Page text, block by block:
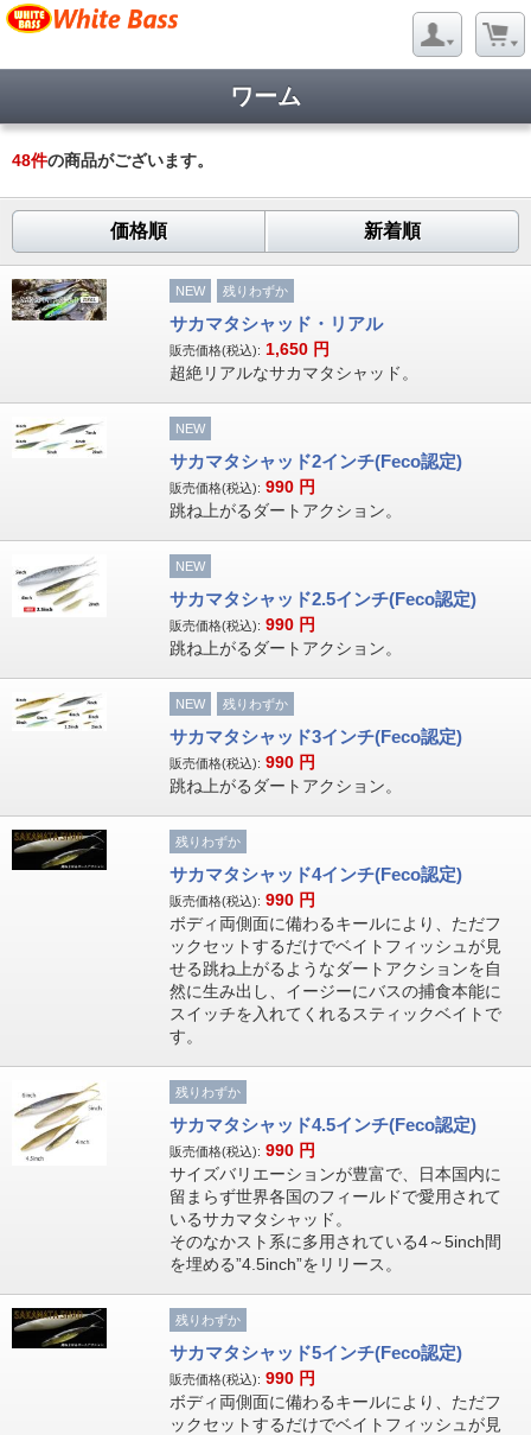
ワーム
48件の商品がございます。
価格順 新着順
NEW 残りわずか
サカマタシャッド・リアル
販売価格(税込): 1,650 円
超絶リアルなサカマタシャッド。
NEW
サカマタシャッド2インチ(Feco認定)
販売価格(税込): 990 円
跳ね上がるダートアクション。
NEW
サカマタシャッド2.5インチ(Feco認定)
販売価格(税込): 990 円
跳ね上がるダートアクション。
NEW 残りわずか
サカマタシャッド3インチ(Feco認定)
販売価格(税込): 990 円
跳ね上がるダートアクション。
残りわずか
サカマタシャッド4インチ(Feco認定)
販売価格(税込): 990 円
ボディ両側面に備わるキールにより、ただフ
ックセットするだけでベイトフィッシュが見
せる跳ね上がるようなダートアクションを自
然に生み出し、イージーにバスの捕食本能に
スイッチを入れてくれるスティックベイトで
す。
残りわずか
サカマタシャッド4.5インチ(Feco認定)
販売価格(税込): 990 円
サイズバリエーションが豊富で、日本国内に
留まらず世界各国のフィールドで愛用されて
いるサカマタシャッド。
そのなかスト系に多用されている4～5inch間
を埋める”4.5inch”をリリース。
残りわずか
サカマタシャッド5インチ(Feco認定)
販売価格(税込): 990 円
ボディ両側面に備わるキールにより、ただフ
ックセットするだけでベイトフィッシュが見